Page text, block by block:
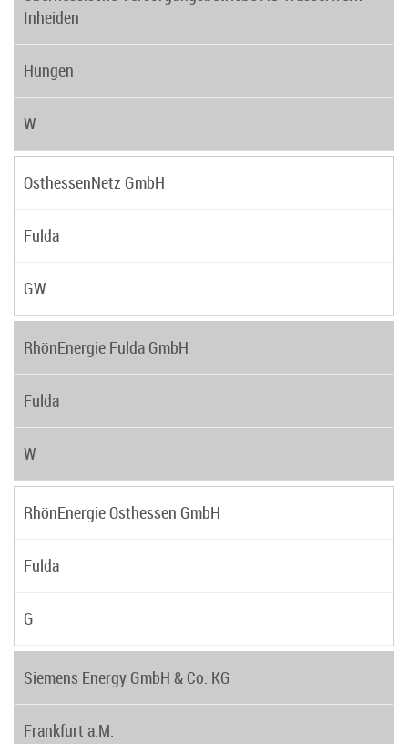
Inheiden
Hungen
W
OsthessenNetz GmbH
Fulda
GW
RhönEnergie Fulda GmbH
Fulda
W
RhönEnergie Osthessen GmbH
Fulda
G
Siemens Energy GmbH & Co. KG
Frankfurt a.M.